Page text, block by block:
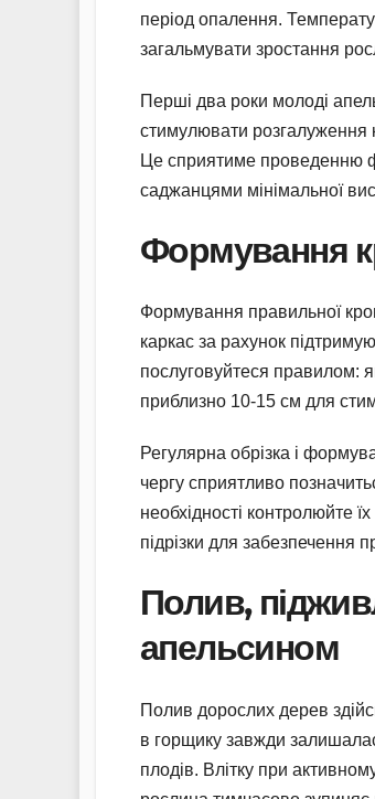
період опалення.
загальмувати зростання
Перші два роки молоді
стимулювати розгалуження
Це сприятиме проведенню
саджанцями мінімальної
Формування
Формування правильної
каркас за рахунок
послуговуйтеся правилом:
приблизно 10-15 см для
Регулярна обрізка і
чергу сприятливо
необхідності контролюйте
підрізки для забезпечення
Полив,
апельсином
Полив дорослих дерев
в горщику завжди
плодів. Влітку при